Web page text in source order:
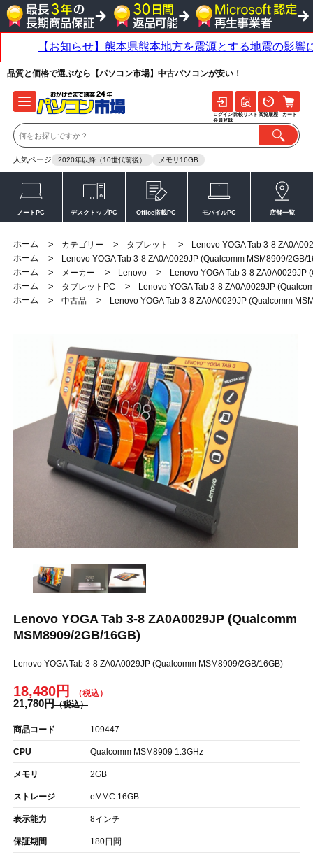
品質と価格で選ぶなら【パソコン市場】中古パソコンが安い！
人気ページ 2020年以降（10世代前後） メモリ16GB
ログイン
会員登録
比較リスト 閲覧履歴 カート
ノートPC デスクトップPC Office搭載PC モバイルPC 店舗一覧
ホーム > カテゴリー > タブレット >
Lenovo YOGA Tab 3-8
ホーム
>
Lenovo YOGA Tab 3-8 ZA0A0029JP (Qualcomm MSM8909/2GB/
ホーム
> メーカー > Lenovo >
Lenovo YOGA Tab 3-8 ZA0A0029JP
ホーム
> タブレットPC >
Lenovo YOGA Tab 3-8 ZA0A0029JP
ホーム
> 中古品 > Lenovo YOGA Tab 3-8 ZA0A0029JP (Qualcomm
Lenovo YOGA Tab 3-8 ZA0A0029JP (Qualcomm
MSM8909/2GB/16GB)
Lenovo YOGA Tab 3-8 ZA0A0029JP (Qualcomm MSM8909/2GB/16GB)
18,480円
21,780円
商品コード 109447
CPU Qualcomm MSM8909 1.3GHz
メモリ 2GB
ストレージ eMMC 16GB
表示能力 8インチ
保証期間 180日間